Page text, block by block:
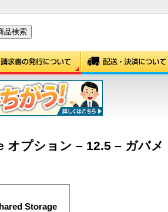
プション – 12.5 – ガバメ
Storage